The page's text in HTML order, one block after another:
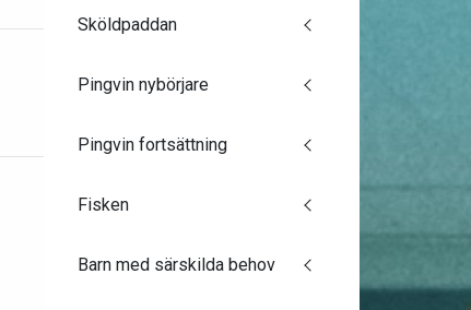
Sköldpaddan
Pingvin nybörjare
Pingvin fortsättning
Fisken
Barn med särskilda behov